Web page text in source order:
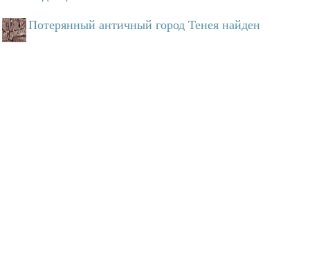
Потерянный античный город Тенея найден